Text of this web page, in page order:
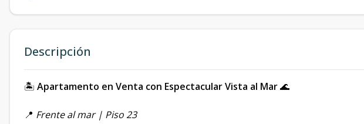
Descripción
🏝 Apartamento en Venta con Espectacular Vista al Mar🌊
📍 Frente al mar | Piso 23